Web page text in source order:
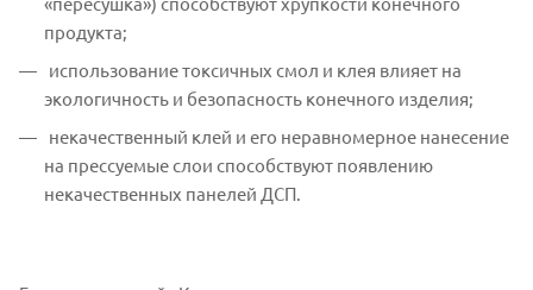
продукта;
использование токсичных смол и клея влияет на
экологичность и безопасность конечного изделия;
некачественный клей и его неравномерное нанесение
на прессуемые слои способствуют появлению
некачественных панелей ДСП.